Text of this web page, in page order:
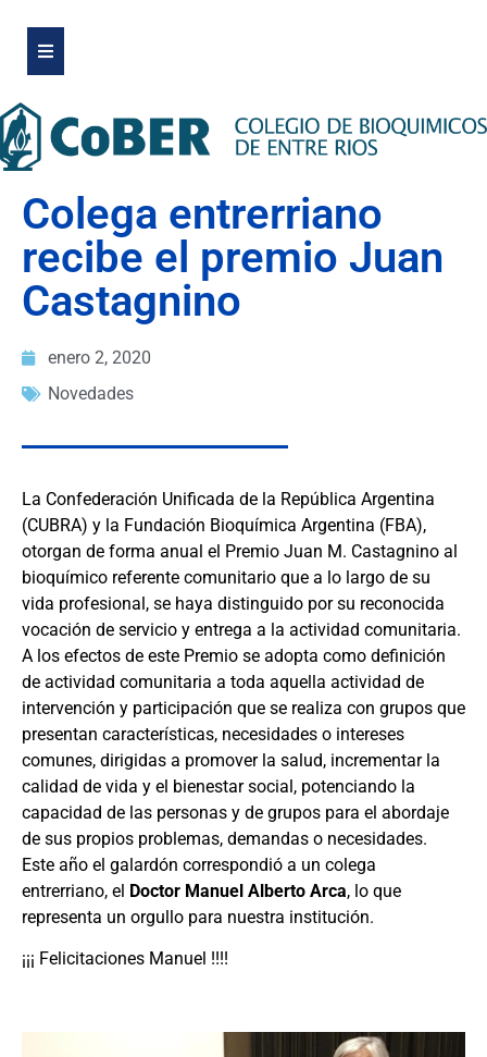
Colega entrerriano
recibe el premio Juan
Castagnino
enero 2, 2020
Novedades
La Confederación Unificada de la República Argentina
(CUBRA) y la Fundación Bioquímica Argentina (FBA),
otorgan de forma anual el Premio Juan M. Castagnino al
bioquímico referente comunitario que a lo largo de su
vida profesional, se haya distinguido por su reconocida
vocación de servicio y entrega a la actividad comunitaria.
A los efectos de este Premio se adopta como definición
de actividad comunitaria a toda aquella actividad de
intervención y participación que se realiza con grupos que
presentan características, necesidades o intereses
comunes, dirigidas a promover la salud, incrementar la
calidad de vida y el bienestar social, potenciando la
capacidad de las personas y de grupos para el abordaje
de sus propios problemas, demandas o necesidades.
Este año el galardón correspondió a un colega
entrerriano, el Doctor Manuel Alberto Arca, lo que
representa un orgullo para nuestra institución.
¡¡¡ Felicitaciones Manuel !!!!